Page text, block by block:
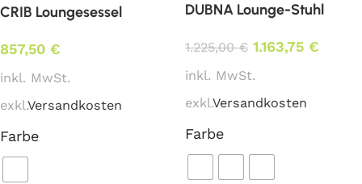
CRIB Loungesessel
857,50 €
inkl. MwSt.
exkl.Versandkosten
Farbe
DUBNA Lounge-Stuhl
1.225,00€ 1.163,75 €
inkl. MwSt.
exkl.Versandkosten
Farbe